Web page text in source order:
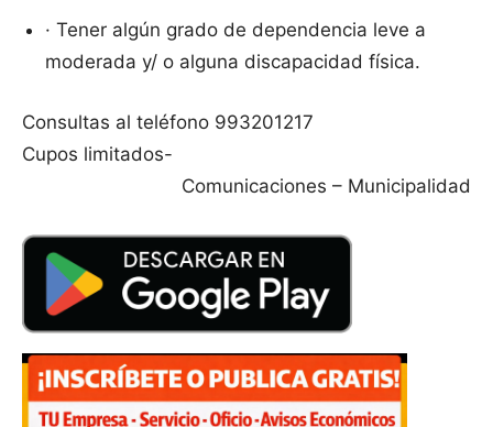
· Tener algún grado de dependencia leve a
moderada y/ o alguna discapacidad física.
Consultas al teléfono 993201217
Cupos limitados-
Comunicaciones – Municipalidad